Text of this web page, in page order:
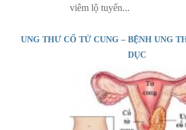
viêm lộ tuyến...
UNG THƯ CỔ TỬ CUNG – BỆNH UNG
DỤC